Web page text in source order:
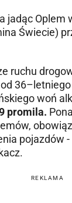
jadąc Oplem
Świecie)
ruchu
woń
promila.
pojazdów
REKLAMA